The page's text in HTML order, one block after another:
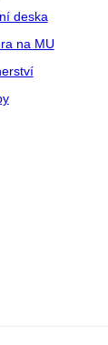
deska
na MU